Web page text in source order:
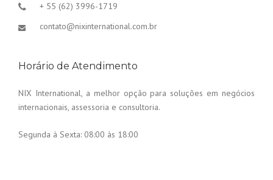
+ 55 (62) 3996-1719
contato@nixinternational.com.br
Horário de Atendimento
NIX International, a melhor opção para soluções em negócios
internacionais, assessoria e consultoria.
Segunda à Sexta: 08:00 às 18:00